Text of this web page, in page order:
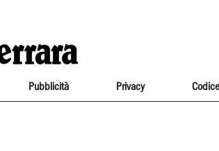
Pubblicità Privacy